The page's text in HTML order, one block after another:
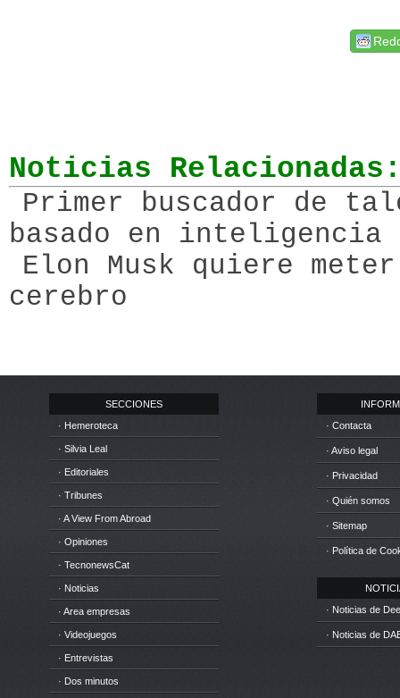
Noticias
Primer buscador de
basado en
Elon Musk quiere
cerebro
SECCIONES
· Hemeroteca
· Silvia Leal
· Editoriales
· Tribunes
· A View From Abroad
· Opiniones
· TecnonewsCat
· Noticias
· Area empresas
· Videojuegos
· Entrevistas
· Dos minutos
· Contacta
· Aviso legal
· Privacidad
· Quién somos
· Sitemap
· Política de
· Noticias de
· Noticias de